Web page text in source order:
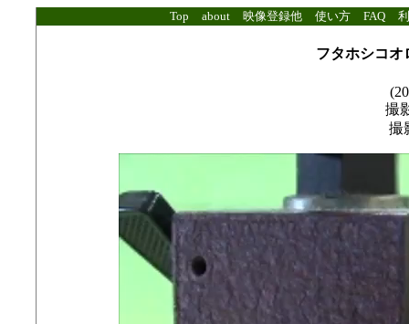
Top about 映像登録他 使い方 FAQ
フタホシコオ
撮
撮